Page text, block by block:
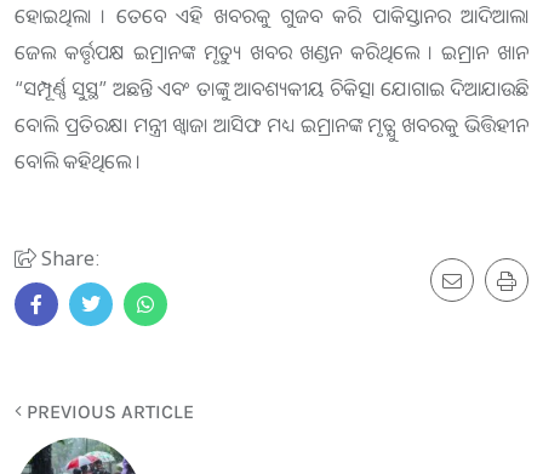
ହୋଇଥିଲା । ତେବେ ଏହି ଖବରକୁ ଗୁଜବ କରି ପାକିସ୍ତାନର ଆଦିଆଲା
ଜେଲ କର୍ତ୍ତୃପକ୍ଷ ଇମ୍ରାନଙ୍କ ମୃତ୍ୟୁ ଖବର ଖଣ୍ଡନ କରିଥିଲେ । ଇମ୍ରାନ ଖାନ
“ସମ୍ପୂର୍ଣ୍ଣ ସୁସ୍ଥ” ଅଛନ୍ତି ଏବଂ ତାଙ୍କୁ ଆବଶ୍ୟକୀୟ ଚିକିତ୍ସା ଯୋଗାଇ ଦିଆଯାଉଛି
ବୋଲି ପ୍ରତିରକ୍ଷା ମନ୍ତ୍ରୀ ଖ୍ୱାଜା ଆସିଫ ମଧ୍ୟ ଇମ୍ରାନଙ୍କ ମୃତ୍ଯୁ ଖବରକୁ ଭିତ୍ତିହୀନ
ବୋଲି କହିଥିଲେ ।
Share:
PREVIOUS ARTICLE